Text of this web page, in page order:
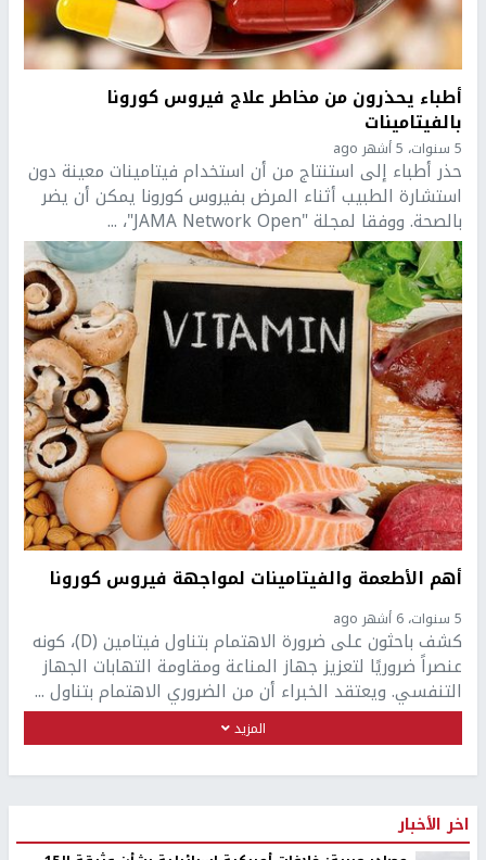
أطباء يحذرون من مخاطر علاج فيروس كورونا
بالفيتامينات
5 سنوات، 5 أشهر ago
حذر أطباء إلى استنتاج من أن استخدام فيتامينات معينة دون
استشارة الطبيب أثناء المرض بفيروس كورونا يمكن أن يضر
بالصحة. ووفقا لمجلة "JAMA Network Open"، ...
أهم الأطعمة والفيتامينات لمواجهة فيروس كورونا
5 سنوات، 6 أشهر ago
كشف باحثون على ضرورة الاهتمام بتناول فيتامين (D)، كونه
عنصراً ضروريًا لتعزيز جهاز المناعة ومقاومة التهابات الجهاز
التنفسي. ويعتقد الخبراء أن من الضروري الاهتمام بتناول ...
المزيد
اخر الأخبار